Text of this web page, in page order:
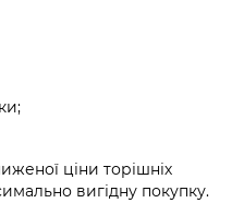
ціни торішніх
вигідну покупку.